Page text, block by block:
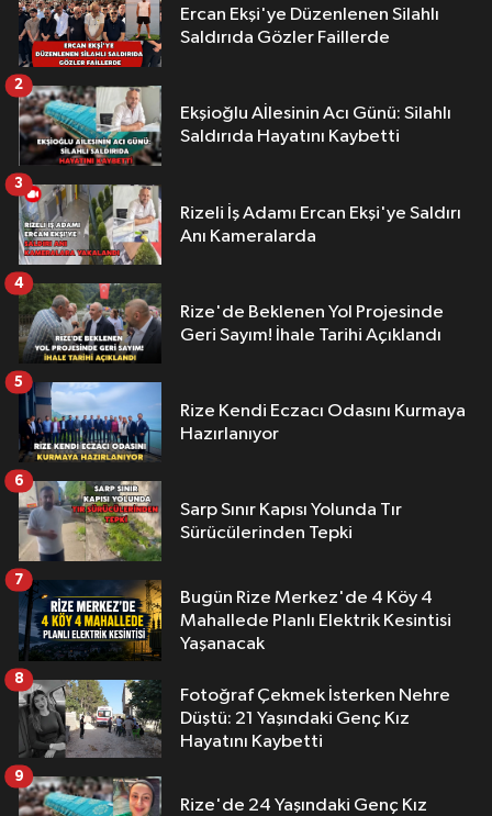
Ercan Ekşi'ye Düzenlenen Silahlı
Saldırıda Gözler Faillerde
Ekşioğlu Aİlesinin Acı Günü: Silahlı
Saldırıda Hayatını Kaybetti
2
Rizeli İş Adamı Ercan Ekşi'ye Saldırı
Anı Kameralarda
3
Rize'de Beklenen Yol Projesinde
Geri Sayım! İhale Tarihi Açıklandı
4
Rize Kendi Eczacı Odasını Kurmaya
Hazırlanıyor
5
Sarp Sınır Kapısı Yolunda Tır
Sürücülerinden Tepki
6
Bugün Rize Merkez'de 4 Köy 4
Mahallede Planlı Elektrik Kesintisi
Yaşanacak
7
Fotoğraf Çekmek İsterken Nehre
Düştü: 21 Yaşındaki Genç Kız
Hayatını Kaybetti
8
Rize'de 24 Yaşındaki Genç Kız
9